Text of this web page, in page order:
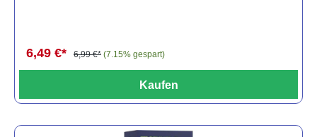
6,49 €* 6,99 €* (7.15% gespart)
Kaufen